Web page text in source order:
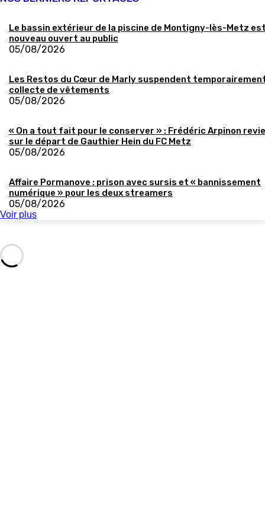
Le bassin extérieur de la piscine de Montigny-lès-Metz
nouveau ouvert au public
05/08/2026
Les Restos du Cœur de Marly suspendent
collecte de vêtements
05/08/2026
« On a tout fait pour le conserver » : Frédéric Arpinon
sur le départ de Gauthier Hein du FC Metz
05/08/2026
Affaire Pormanove : prison avec sursis et « bannissement
numérique » pour les deux streamers
05/08/2026
Voir plus